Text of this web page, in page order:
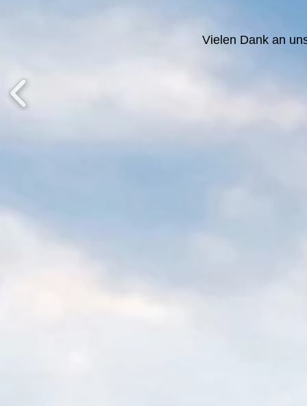
Vielen Dank an